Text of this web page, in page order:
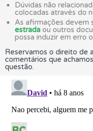
Dúvidas não
colocadas através do
As afirmações devem
estrada ou outros
possa induzir em erro
Reservamos o direito de
comentários que
questão.